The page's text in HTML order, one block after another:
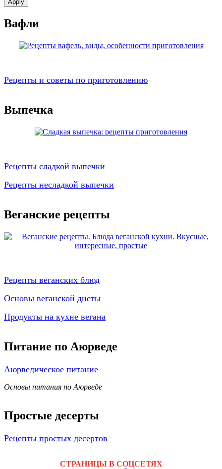
Вафли
Рецепты и советы по приготовлению
Выпечка
Рецепты сладкой выпечки
Рецепты несладкой выпечки
Веганские рецепты
Рецепты веганских блюд
Основы веганской диеты
Продукты на кухне вегана
Питание по Аюрведе
Аюрведическое питание
Основы питания по Аюрведе
Простые десерты
Рецепты простых десертов
СТРАНИЦЫ В СОЦСЕТЯХ